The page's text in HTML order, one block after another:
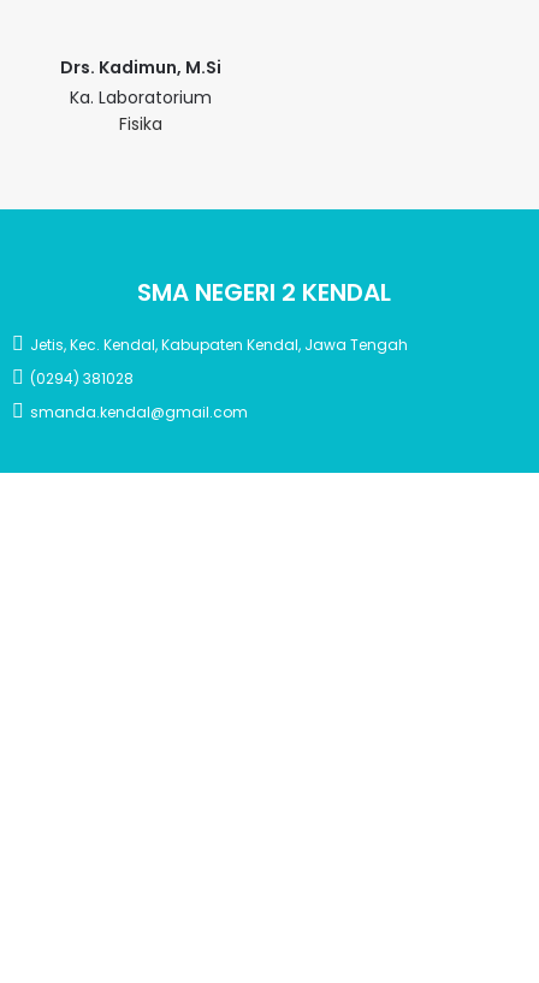
Drs. Kadimun, M.Si
Ka. Laboratorium
Fisika
SMA NEGERI 2 KENDAL
Jetis, Kec. Kendal, Kabupaten Kendal, Jawa Tengah
(0294) 381028
smanda.kendal@gmail.com